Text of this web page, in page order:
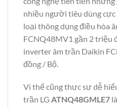
nhiều người tiêu dùng
loại thông dụng điều hòa
FCNQ48MV1 gần 2 triệu
inverter âm trần Daikin
đồng / Bộ.
Vì thế cũng thực sự dễ
trần LG ATNQ48GMLE7